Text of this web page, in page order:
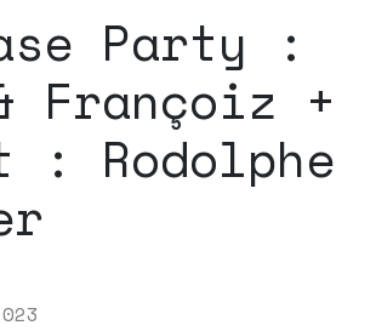
Party :
Françoiz +
: Rodolphe